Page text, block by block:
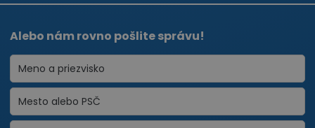
Alebo nám rovno pošlite správu!